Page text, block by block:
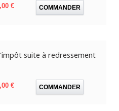
€ COMMANDER
suite à redressement
€ COMMANDER